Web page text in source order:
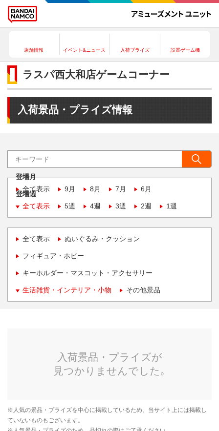
店舗情報 イベント&ニュース 入荷プライズ 設置ゲーム機
ラスパ西大和店ゲームコーナー
入荷景品・プライズ情報
登場月
全て表示
9月 8月 7月 6月
登場週
全て表示
5週 4週 3週 2週 1週
全て表示 ぬいぐるみ・クッション
フィギュア・ホビー
キーホルダー・マスコット・アクセサリー
生活雑貨・インテリア・小物 その他景品